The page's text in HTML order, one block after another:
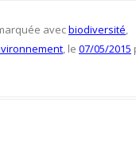
avecbiodiversité,
, le 07/05/2015